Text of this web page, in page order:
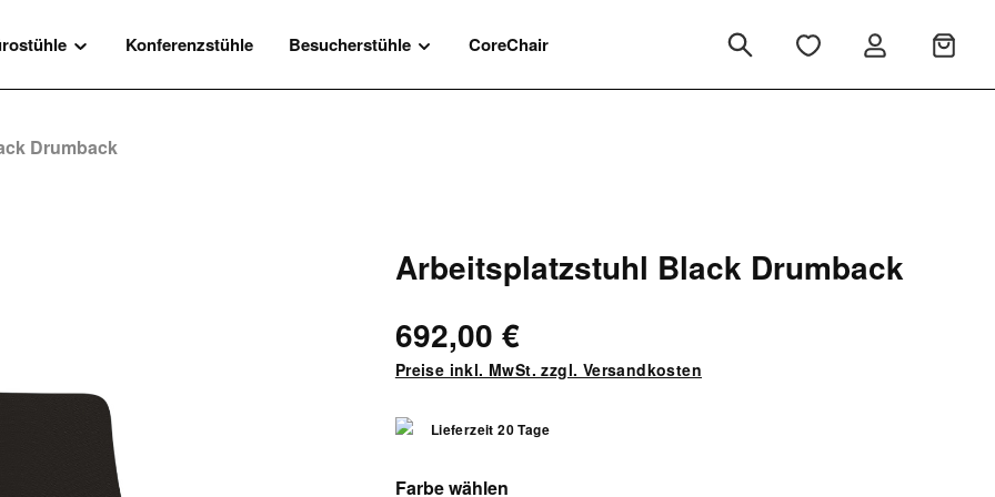
Konferenzstühle Besucherstühle CoreChair
Drumback
Arbeitsplatzstuhl Black Drumback
692,00 €
Preise inkl. MwSt. zzgl. Versandkosten
Lieferzeit 20 Tage
Farbe wählenauswählen